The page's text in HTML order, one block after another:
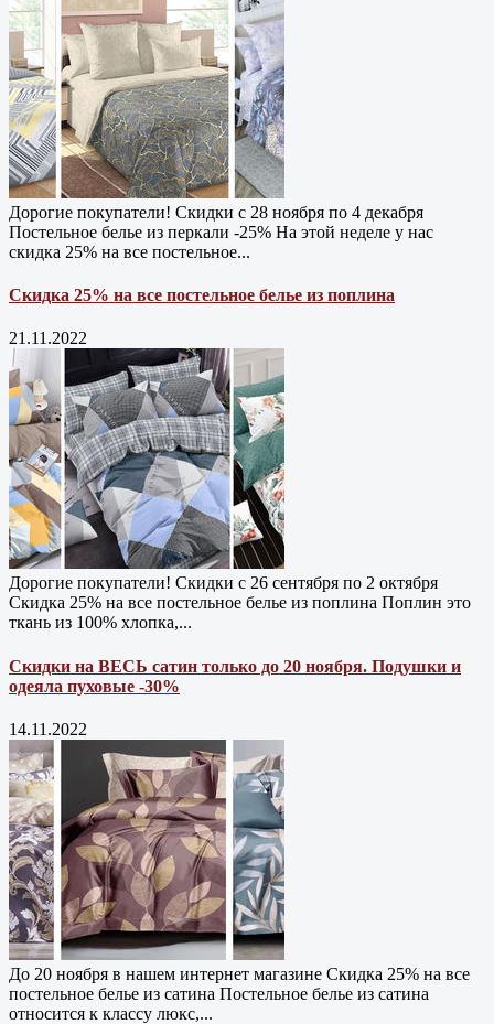
Дорогие покупатели! Скидки с 28 ноября по 4 декабря
Постельное белье из перкали -25% На этой неделе у нас
скидка 25% на все постельное...
Скидка 25% на все постельное белье из поплина
21.11.2022
Дорогие покупатели! Скидки с 26 сентября по 2 октября
Скидка 25% на все постельное белье из поплина Поплин это
ткань из 100% хлопка,...
Скидки на ВЕСЬ сатин только до 20 ноября. Подушки и
одеяла пуховые -30%
14.11.2022
До 20 ноября в нашем интернет магазине Cкидка 25% на все
постельное белье из сатина Постельное белье из сатина
относится к классу люкс,...